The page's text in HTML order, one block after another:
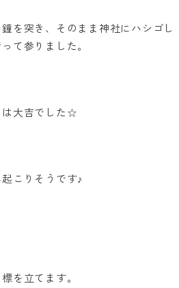
を突き、そのまま神社にハシゴし
て参りました。
は大吉でした☆
こりそうです♪
を立てます。